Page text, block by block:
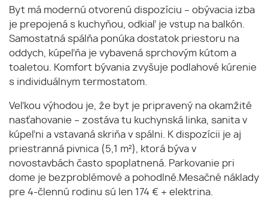
Byt má modernú otvorenú dispozíciu – obývacia izba
je prepojená s kuchyňou, odkiaľ je vstup na balkón.
Samostatná spálňa ponúka dostatok priestoru na
oddych, kúpeľňa je vybavená sprchovým kútom a
toaletou. Komfort bývania zvyšuje podlahové kúrenie
s individuálnym termostatom.
Veľkou výhodou je, že byt je pripravený na okamžité
nasťahovanie – zostáva tu kuchynská linka, sanita v
kúpeľni a vstavaná skriňa v spálni. K dispozícii je aj
priestranná pivnica (5,1 m²), ktorá býva v
novostavbách často spoplatnená. Parkovanie pri
dome je bezproblémové a pohodlné.Mesačné náklady
pre 4-člennú rodinu sú len 174 € + elektrina.